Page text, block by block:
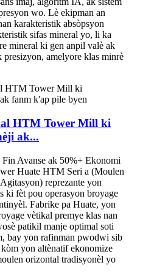
wo. Lè ekipman an
karakteristik absòpsyon
sifas mineral yo, li ka
mineral ki gen anpil valè ak
presizyon, amelyore klas minrè
HTM Tower Mill ki
ak...
Avanse ak 50%+ Ekonomi
Huate HTM Seri a (Moulen
reprezante yon
ki fèt pou operasyon broyage
Fabrike pa Huate, yon
vètikal premye klas nan
patikil manje optimal soti
bay yon rafinman pwodwi sib
yon altènatif ekonomize
orizontal tradisyonèl yo